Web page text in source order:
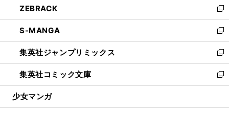
く
で
開
く
ド
ウ
で
開
く
ィ
ン
ド
ウ
で
開
く
い
ウ
ィ
ン
ド
ウ
で
開
ZEBRACK
新
し
い
ウ
ィ
ン
ド
ウ
開
S-MANGA
新
し
い
ウ
ィ
ン
ウ
集英社ジャンプリミックス
新
し
い
ウ
ン
集英社コミック文庫
新
し
ウ
少女マンガ